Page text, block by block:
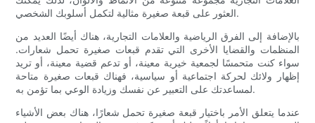
العثور على قبعة صغيرة مثالية لتكمل أسلوبك الشخصي.
بالإضافة إلى الفرق الرياضية والعلامات التجارية، هناك أيضًا العديد من
المنظمات والقضايا الأخرى التي تقدم قبعات صغيرة تحمل شعارات.
سواء كنت متحمسًا لجمعية خيرية معينة، أو تدعم قضية معينة، أو تريد
إظهار ولائك لحركة اجتماعية أو سياسية، فهناك قبعات صغيرة متاحة
لمساعدتك على التعبير عن نفسك وزيادة الوعي بما تؤمن به.
عندما يتعلق الأمر باختيار قبعة صغيرة تحمل شعارًا، هناك بعض الأشياء